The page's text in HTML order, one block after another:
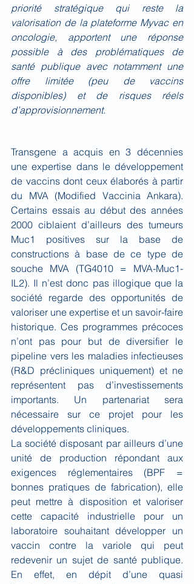
priorité stratégique qui reste la
valorisation de la plateforme Myvac en
oncologie, apportent une réponse
possible à des problématiques de
santé publique avec notamment une
offre limitée (peu de vaccins
disponibles) et de risques réels
d’approvisionnement.
Transgene a acquis en 3 décennies
une expertise dans le développement
de vaccins dont ceux élaborés à partir
du MVA (Modified Vaccinia Ankara).
Certains essais au début des années
2000 ciblaient d’ailleurs des tumeurs
Muc1 positives sur la base de
constructions à base de ce type de
souche MVA (TG4010 = MVA-Muc1-
IL2). Il n’est donc pas illogique que la
société regarde des opportunités de
valoriser une expertise et un savoir-faire
historique. Ces programmes précoces
n’ont pas pour but de diversifier le
pipeline vers les maladies infectieuses
(R&D précliniques uniquement) et ne
représentent pas d’investissements
importants. Un partenariat sera
nécessaire sur ce projet pour les
développements cliniques.
La société disposant par ailleurs d’une
unité de production répondant aux
exigences réglementaires (BPF =
bonnes pratiques de fabrication), elle
peut mettre à disposition et valoriser
cette capacité industrielle pour un
laboratoire souhaitant développer un
vaccin contre la variole qui peut
redevenir un sujet de santé publique.
En effet, en dépit d’une quasi